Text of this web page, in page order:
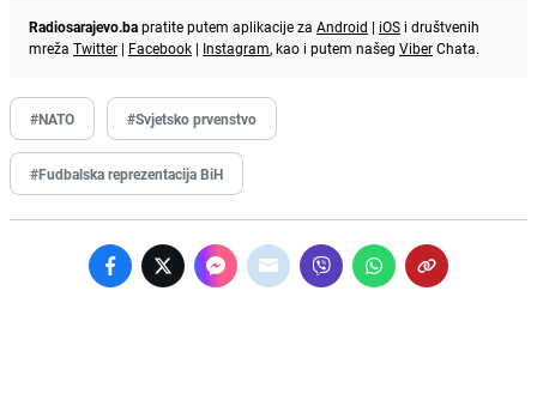
Radiosarajevo.bapratite putem aplikacije za Android | iOS i društvenih
mreža Twitter | Facebook | Instagram, kao i putem našeg ViberChata.
#NATO #Svjetsko prvenstvo
#Fudbalska reprezentacija BiH